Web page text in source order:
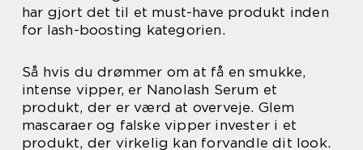
har gjort det til et must-have produkt inden
for lash-boosting kategorien.
Så hvis du drømmer om at få en smukke,
intense vipper, er Nanolash Serum et
produkt, der er værd at overveje. Glem
mascaraer og falske vipper invester i et
produkt, der virkelig kan forvandle dit look.